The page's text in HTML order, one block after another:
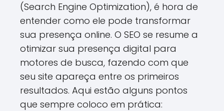
(Search Engine Optimization), é hora de
entender como ele pode transformar
sua presença online. O SEO se resume a
otimizar sua presença digital para
motores de busca, fazendo com que
seu site apareça entre os primeiros
resultados. Aqui estão alguns pontos
que sempre coloco em prática: